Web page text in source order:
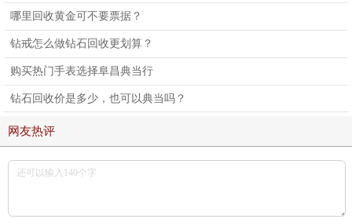
哪里回收黄金可不要票据？
钻戒怎么做钻石回收更划算？
购买热门手表选择阜昌典当行
钻石回收价是多少，也可以典当吗？
网友热评